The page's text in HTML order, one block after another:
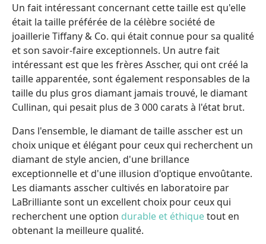
Un fait intéressant concernant cette taille est qu'elle
était la taille préférée de la célèbre société de
joaillerie Tiffany & Co. qui était connue pour sa qualité
et son savoir-faire exceptionnels. Un autre fait
intéressant est que les frères Asscher, qui ont créé la
taille apparentée, sont également responsables de la
taille du plus gros diamant jamais trouvé, le diamant
Cullinan, qui pesait plus de 3 000 carats à l'état brut.
Dans l'ensemble, le diamant de taille asscher est un
choix unique et élégant pour ceux qui recherchent un
diamant de style ancien, d'une brillance
exceptionnelle et d'une illusion d'optique envoûtante.
Les diamants asscher cultivés en laboratoire par
LaBrilliante sont un excellent choix pour ceux qui
recherchent une option durable et éthiquetout en
obtenant la meilleure qualité.